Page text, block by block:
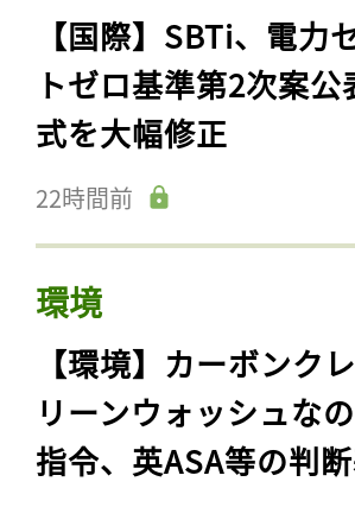
【国際】SBTi、電力
トゼロ基準第2次案
式を大幅修正
22時間前
環境
【環境】カーボンク
リーンウォッシュな
指令、英ASA等の判